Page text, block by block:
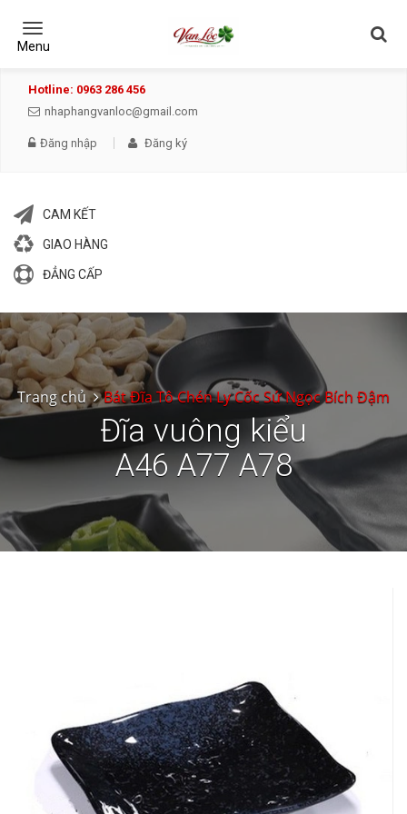
Hotline: 0963 286 456
nhaphangvanloc@gmail.com
Đăng nhập Đăng ký
CAM KẾT
GIAO HÀNG
ĐẲNG CẤP
Toggle
Menu
Trang chủ Bát Đĩa Tô Chén Ly Cốc Sứ Ngọc Bích Đậm
Đĩa vuông kiểu
A46 A77 A78